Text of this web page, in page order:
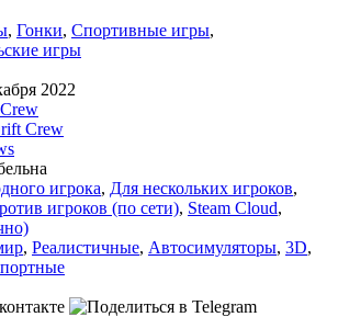
, Гонки, Спортивные игры,
игры
2022
Crew
игрока, Для нескольких игроков,
игроков (по сети), Steam Cloud,
, Реалистичные, Автосимуляторы, 3D,